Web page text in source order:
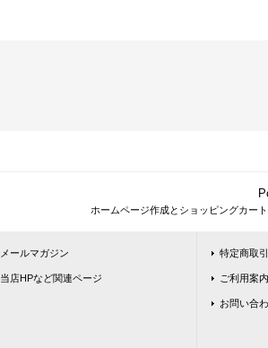
ホームページ作成とショッピングカー
メールマガジン
当店HPなど関連ページ
特定商取
ご利用案内
お問い合